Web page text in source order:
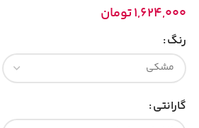
1,624,000تومان
رنگ
گارانتی